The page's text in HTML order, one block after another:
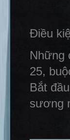
Điều
Những
25,
Bắt
sương